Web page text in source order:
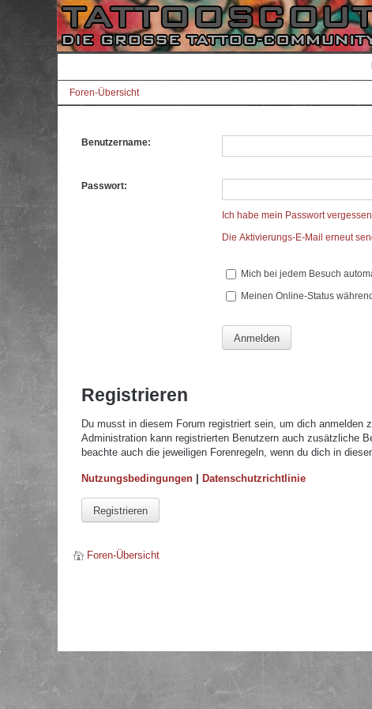
Foren-Übersicht
Benutzername:
Passwort:
Ich habe mein Passwort vergessen
Die Aktivierungs-E-Mail erneut
Mich bei jedem Besuch
Meinen Online-Status
Registrieren
Du musst in diesem Forum registriert sein, um dich anmelden
Administration kann registrierten Benutzern auch zusätzliche
beachte auch die jeweiligen Forenregeln, wenn du dich in
Nutzungsbedingungen | Datenschutzrichtlinie
Registrieren
Foren-Übersicht